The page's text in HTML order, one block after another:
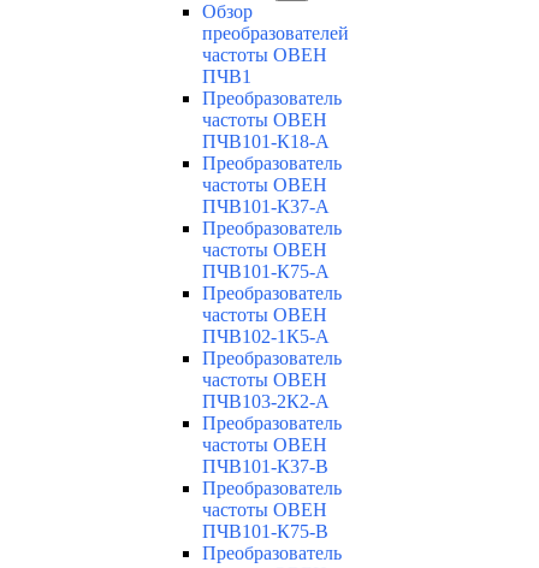
Обзор
преобразователей
частоты ОВЕН
ПЧВ1
Преобразователь
частоты ОВЕН
ПЧВ101-К18-А
Преобразователь
частоты ОВЕН
ПЧВ101-К37-А
Преобразователь
частоты ОВЕН
ПЧВ101-К75-А
Преобразователь
частоты ОВЕН
ПЧВ102-1К5-А
Преобразователь
частоты ОВЕН
ПЧВ103-2К2-А
Преобразователь
частоты ОВЕН
ПЧВ101-К37-В
Преобразователь
частоты ОВЕН
ПЧВ101-К75-В
Преобразователь